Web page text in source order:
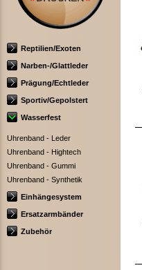
Reptilien/Exoten
Narben-/Glattleder
Prägung/Echtleder
Sportiv/Gepolstert
Wasserfest
Uhrenband - Leder
Uhrenband - Hightech
Uhrenband - Gummi
Uhrenband - Synthetik
Einhängesystem
Ersatzarmbänder
Zubehör